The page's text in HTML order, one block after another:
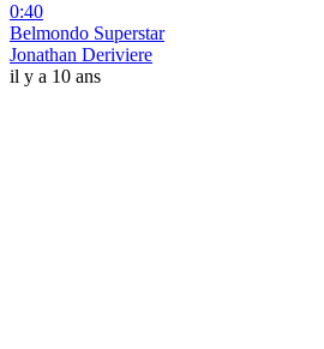
0:40
Belmondo Superstar
Jonathan Deriviere
il y a 10 ans